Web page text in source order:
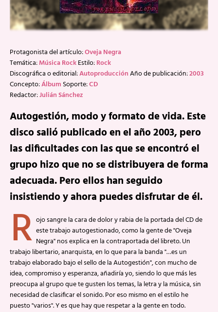
Protagonista del artículo:Oveja Negra
Temática:Música RockEstilo:Rock
Discográfica o editorial:AutoproducciónAño de publicación:2003
Concepto:Álbum Soporte:CD
Redactor:Julián Sánchez
Autogestión, modo y formato de vida. Este
disco salió publicado en el año 2003, pero
las dificultades con las que se encontró el
grupo hizo que no se distribuyera de forma
adecuada. Pero ellos han seguido
insistiendo y ahora puedes disfrutar de él.
R ojo sangre la cara de dolor y rabia de la portada del CD de
este trabajo autogestionado, como la gente de "Oveja
Negra" nos explica en la contraportada del libreto. Un
trabajo libertario, anarquista, en lo que para la banda "…es un
trabajo elaborado bajo el sello de la Autogestión", con mucho de
idea, compromiso y esperanza, añadiría yo, siendo lo que más les
preocupa al grupo que te gusten los temas, la letra y la música, sin
necesidad de clasificar el sonido. Por eso mismo en el estilo he
puesto "varios". Y es que hay que respetar a la gente en todo.